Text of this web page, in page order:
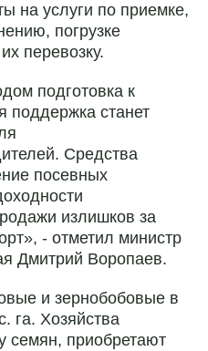
на услуги по приемке,
погрузке
перевозку.
подготовка к
поддержка станет
Средства
посевных
излишков за
- отметил министр
Дмитрий Воропаев.
и зернобобовые в
га. Хозяйства
семян, приобретают